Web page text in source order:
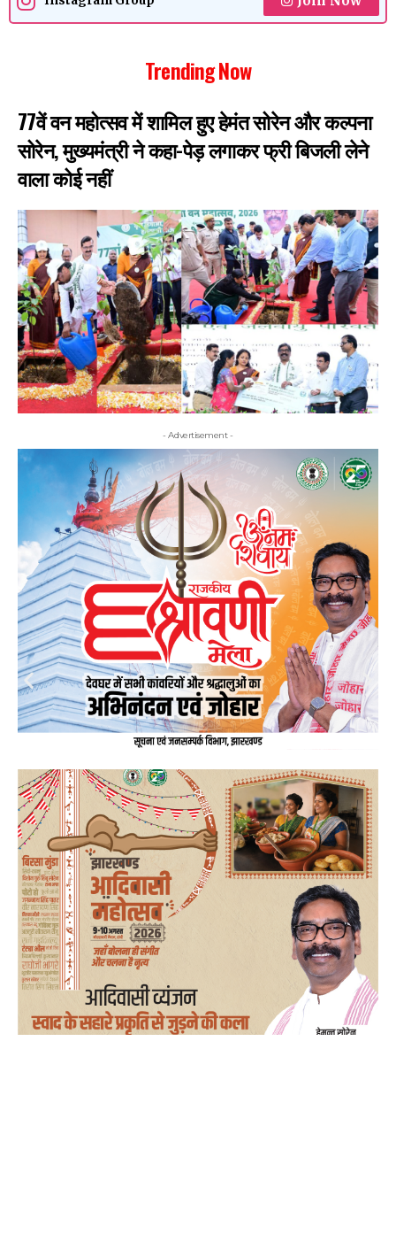
Trending Now
77वें वन महोत्सव में शामिल हुए हेमंत सोरेन और कल्पना
सोरेन, मुख्यमंत्री ने कहा-पेड़ लगाकर फ्री बिजली लेने
वाला कोई नहीं
- Advertisement -